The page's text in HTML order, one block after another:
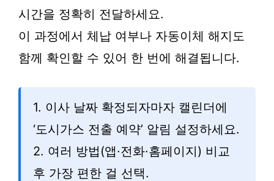
시간을 정확히 전달하세요.
이 과정에서 체납 여부나 자동이체 해지도
함께 확인할 수 있어 한 번에 해결됩니다.
1. 이사 날짜 확정되자마자 캘린더에
‘도시가스 전출 예약’ 알림 설정하세요.
2. 여러 방법(앱·전화·홈페이지) 비교
후 가장 편한 걸 선택.